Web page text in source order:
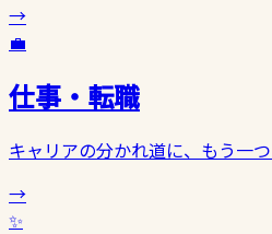
→
💼
仕事・転職
キャリアの分かれ道に、もう一
→
✨